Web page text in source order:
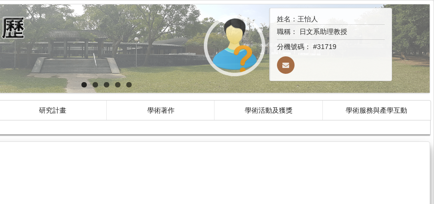
姓名：王怡人
職稱：
日文系助理教授
分機號碼： #31719
研究計畫 學術著作 學術活動及獲獎 學術服務與產學互動